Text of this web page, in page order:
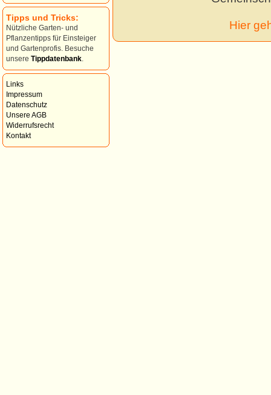
Tipps und Tricks:
Nützliche Garten- und
Pflanzentipps für Einsteiger
und Gartenprofis. Besuche
unsere Tippdatenbank
Links
Impressum
Datenschutz
Unsere AGB
Widerrufsrecht
Kontakt
Hier